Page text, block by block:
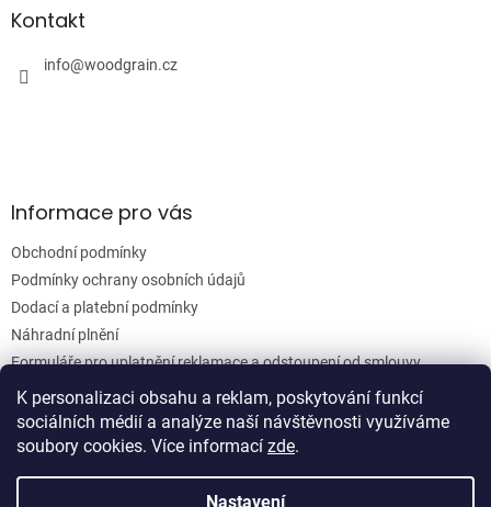
K personalizaci obsahu a reklam, poskytování funkcí
sociálních médií a analýze naší návštěvnosti využíváme
soubory cookies. Více informací zde.
Nastavení
aKontakt
info@woodgrain.cz
Informace pro vás
Obchodní podmínky
Podmínky ochrany osobních údajů
Dodací a platební podmínky
Náhradní plnění
Formuláře pro uplatnění reklamace a odstoupení od smlouvy
Moje objednávka